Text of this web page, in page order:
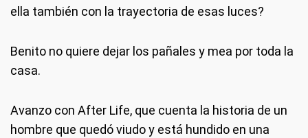
ella también con la trayectoria de esas luces?
Benito no quiere dejar los pañales y mea por toda la
casa.
Avanzo con After Life, que cuenta la historia de un
hombre que quedó viudo y está hundido en una